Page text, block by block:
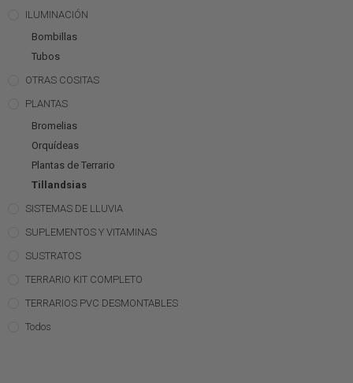
ILUMINACIÓN
Bombillas
Tubos
OTRAS COSITAS
PLANTAS
Bromelias
Orquídeas
Plantas de Terrario
Tillandsias
SISTEMAS DE LLUVIA
SUPLEMENTOS Y VITAMINAS
SUSTRATOS
TERRARIO KIT COMPLETO
TERRARIOS PVC DESMONTABLES
Todos